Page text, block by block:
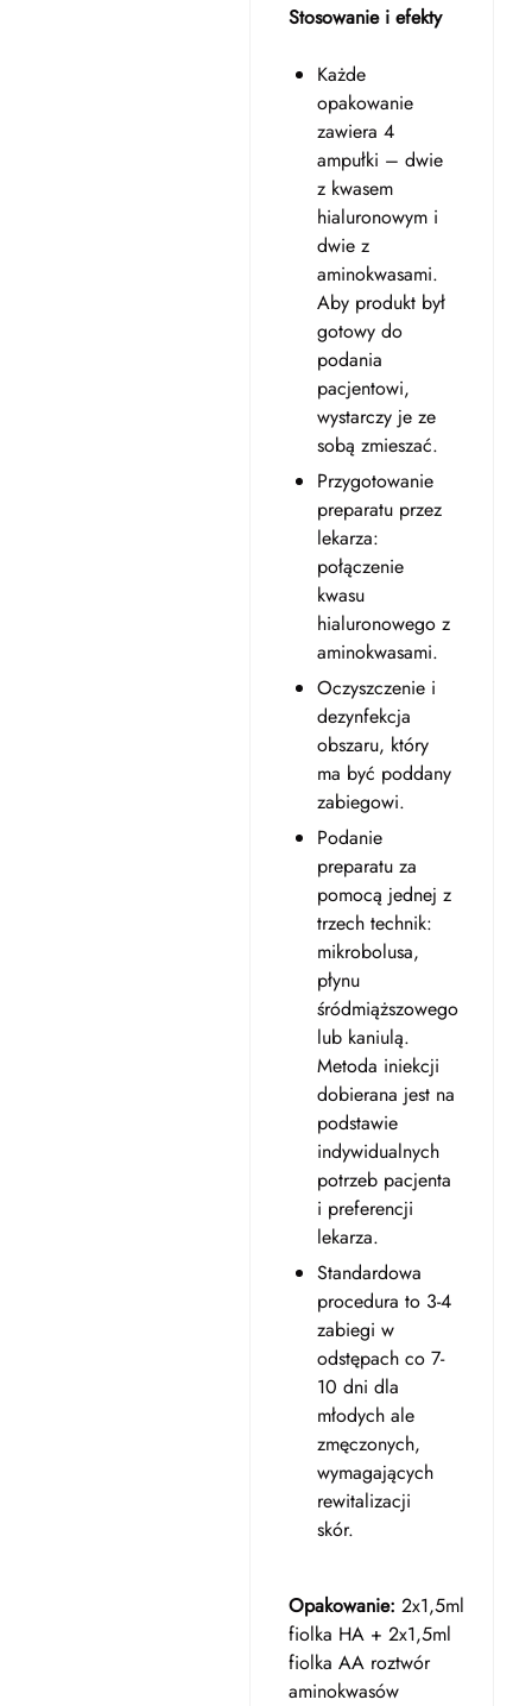
Stosowanie i efekty
Każde
opakowanie
zawiera 4
ampułki – dwie
z kwasem
hialuronowym i
dwie z
aminokwasami.
Aby produkt był
gotowy do
podania
pacjentowi,
wystarczy je ze
sobą zmieszać.
Przygotowanie
preparatu przez
lekarza:
połączenie
kwasu
hialuronowego z
aminokwasami.
Oczyszczenie i
dezynfekcja
obszaru, który
ma być poddany
zabiegowi.
Podanie
preparatu za
pomocą jednej z
trzech technik:
mikrobolusa,
płynu
śródmiąższowego
lub kaniulą.
Metoda iniekcji
dobierana jest na
podstawie
indywidualnych
potrzeb pacjenta
i preferencji
lekarza.
Standardowa
procedura to 3-4
zabiegi w
odstępach co 7-
10 dni dla
młodych ale
zmęczonych,
wymagających
rewitalizacji
skór.
Opakowanie: 2x1,5ml
fiolka HA + 2x1,5ml
fiolka AA roztwór
aminokwasów